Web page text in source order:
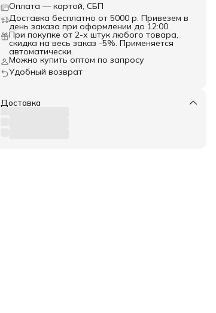
Оплата — картой, СБП
Доставка бесплатно от 5000 р. Привезем в
день заказа при оформлении до 12:00.
При покупке от 2-х штук любого товара,
скидка на весь заказ -5%. Применяется
автоматически.
Можно купить оптом по запросу
Удобный возврат
Доставка